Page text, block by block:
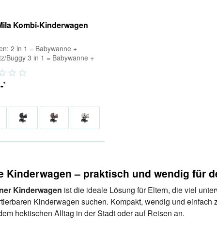
Kombi-Kinderwagen
2 in 1 = Babywanne +
Buggy 3 in 1 = Babywanne +
4...
*
Kinderwagen – praktisch und wendig für
Kinderwagen ist die ideale Lösung für Eltern, die viel
Kinderwagen suchen. Kompakt, wendig und
hektischen Alltag in der Stadt oder auf Reisen an.